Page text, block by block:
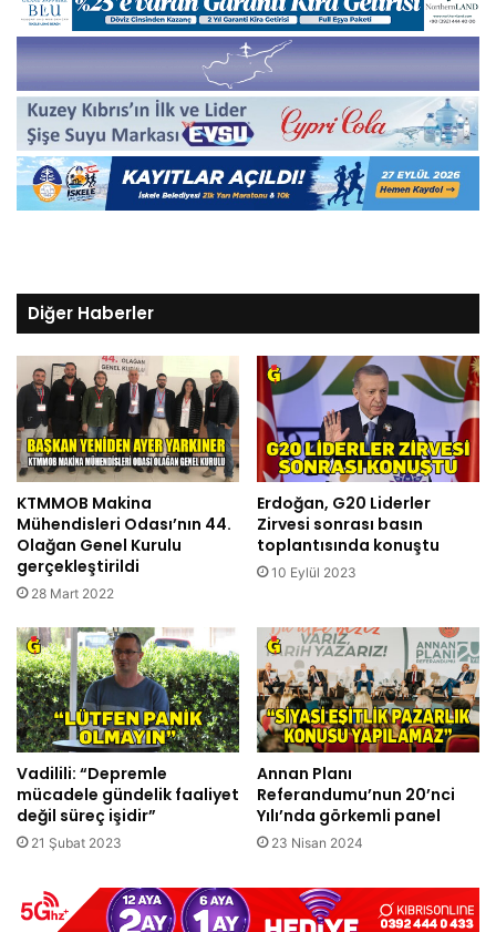
Diğer Haberler
KTMMOB Makina
Mühendisleri Odası’nın 44.
Olağan Genel Kurulu
gerçekleştirildi
28 Mart 2022
Erdoğan, G20 Liderler
Zirvesi sonrası basın
toplantısında konuştu
10 Eylül 2023
Vadilili: “Depremle
mücadele gündelik faaliyet
değil süreç işidir”
21 Şubat 2023
Annan Planı
Referandumu’nun 20’nci
Yılı’nda görkemli panel
23 Nisan 2024